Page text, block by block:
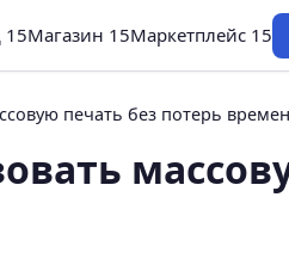
15Магазин 15Маркетплейс 15
печать без потерь